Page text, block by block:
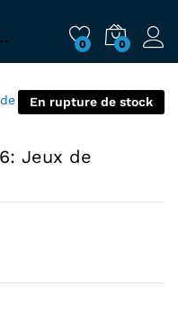
Jeux de monstres 0 0
En rupture de stock
Jeux de